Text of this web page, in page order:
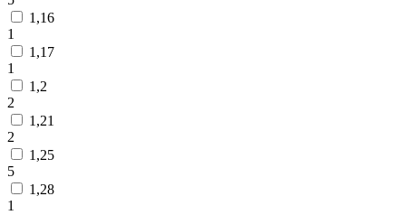
1,16
1
1,17
1
1,2
2
1,21
2
1,25
5
1,28
1